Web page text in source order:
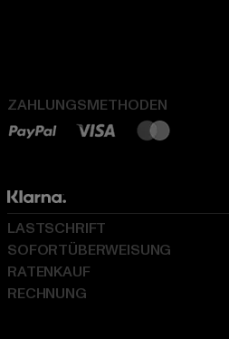
ZAHLUNGSMETHODEN
LASTSCHRIFT
SOFORTÜBERWEISUNG
RATENKAUF
RECHNUNG